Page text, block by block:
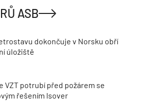
ASB
dokončuje v Norsku obří
úložiště
VZT potrubí před požárem se
řešením Isover